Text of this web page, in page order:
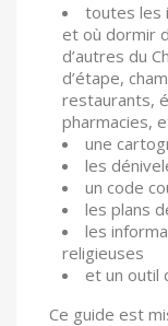
toutes les
et où dormir
d’autres du
d’étape,
restaurants,
pharmacies,
une
les
un code
les plans
les
religieuses
et un outil
Ce guide est